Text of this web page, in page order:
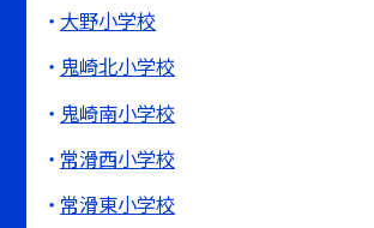
大野小学校
鬼崎北小学校
鬼崎南小学校
常滑西小学校
常滑東小学校